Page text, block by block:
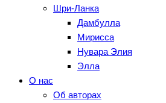
Шри-Ланка
Дамбулла
Мирисса
Нувара Элия
Элла
О нас
Об авторах